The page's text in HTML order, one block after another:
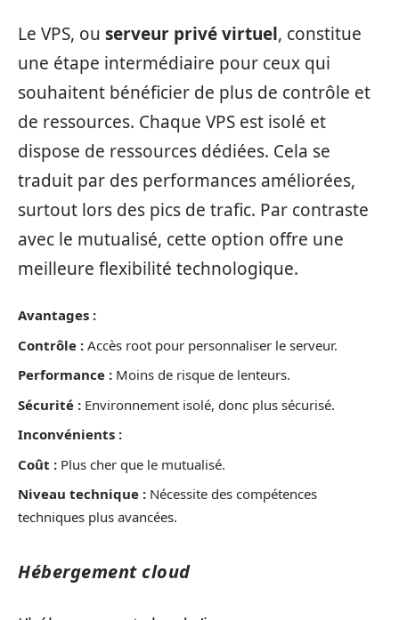
Le VPS, ou serveur privé virtuel, constitue
une étape intermédiaire pour ceux qui
souhaitent bénéficier de plus de contrôle et
de ressources. Chaque VPS est isolé et
dispose de ressources dédiées. Cela se
traduit par des performances améliorées,
surtout lors des pics de trafic. Par contraste
avec le mutualisé, cette option offre une
meilleure flexibilité technologique.
Avantages :
Contrôle : Accès root pour personnaliser le serveur.
Performance : Moins de risque de lenteurs.
Sécurité : Environnement isolé, donc plus sécurisé.
Inconvénients :
Coût : Plus cher que le mutualisé.
Niveau technique : Nécessite des compétences
techniques plus avancées.
Hébergement cloud